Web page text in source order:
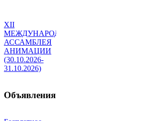
XII
МЕЖДУНАРОДНАЯ
АССАМБЛЕЯ
АНИМАЦИИ
(30.10.2026-
31.10.2026)
Объявления